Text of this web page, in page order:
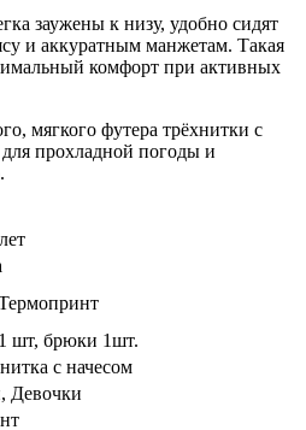
заужены к низу, удобно сидят
и аккуратным манжетам. Такая
комфорт при активных
мягкого футера трёхнитки с
прохладной погоды и
шт, брюки 1шт.
с начесом
Девочки